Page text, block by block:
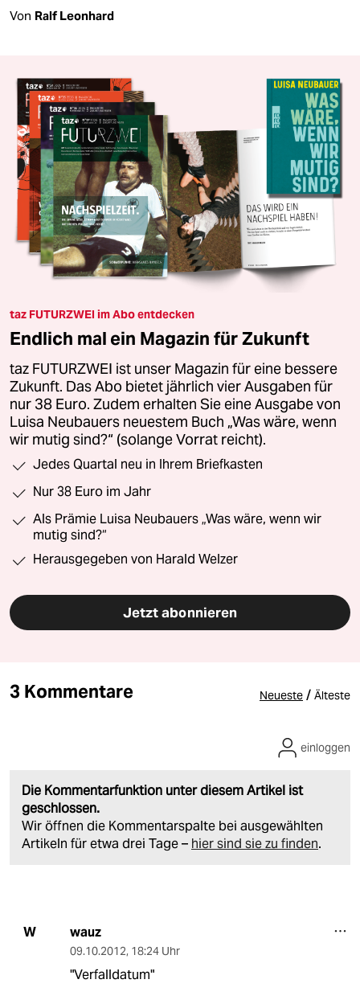
Von Ralf Leonhard
taz FUTURZWEI im Abo entdecken
Endlich mal ein Magazin für Zukunft
taz FUTURZWEI ist unser Magazin für eine bessere
Zukunft. Das Abo bietet jährlich vier Ausgaben für
nur 38 Euro. Zudem erhalten Sie eine Ausgabe von
Luisa Neubauers neuestem Buch „Was wäre, wenn
wir mutig sind?“ (solange Vorrat reicht).
Jedes Quartal neu in Ihrem Briefkasten
Nur 38 Euro im Jahr
Als Prämie Luisa Neubauers „Was wäre, wenn wir
mutig sind?“
Herausgegeben von Harald Welzer
Jetzt abonnieren
3 Kommentare Neueste / Älteste
Die Kommentarfunktion unter diesem Artikel ist
geschlossen.
Wir öffnen die Kommentarspalte bei ausgewählten
Artikeln für etwa drei Tage – hier sind sie zu finden.
einloggen
W wauz
09.10.2012, 18:24 Uhr
"Verfalldatum"